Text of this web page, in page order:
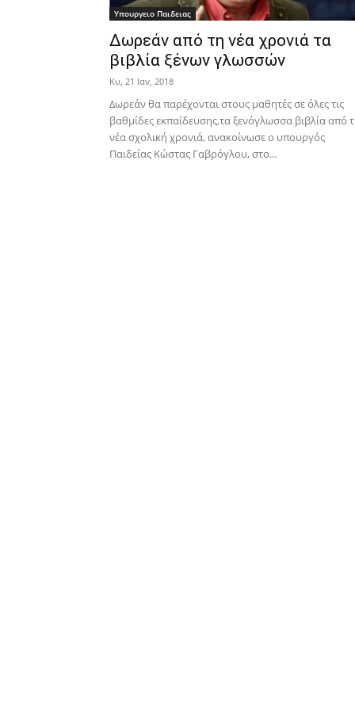
Υπουργειο Παιδειας
Δωρεάν από τη νέα χρονιά τα
βιβλία ξένων γλωσσών
Κυ, 21 Ιαν, 2018
Δωρεάν θα παρέχονται στους μαθητές σε όλες τις
βαθμίδες εκπαίδευσης,τα ξενόγλωσσα βιβλία από
νέα σχολική χρονιά, ανακοίνωσε ο υπουργός
Παιδείας Κώστας Γαβρόγλου, στο...